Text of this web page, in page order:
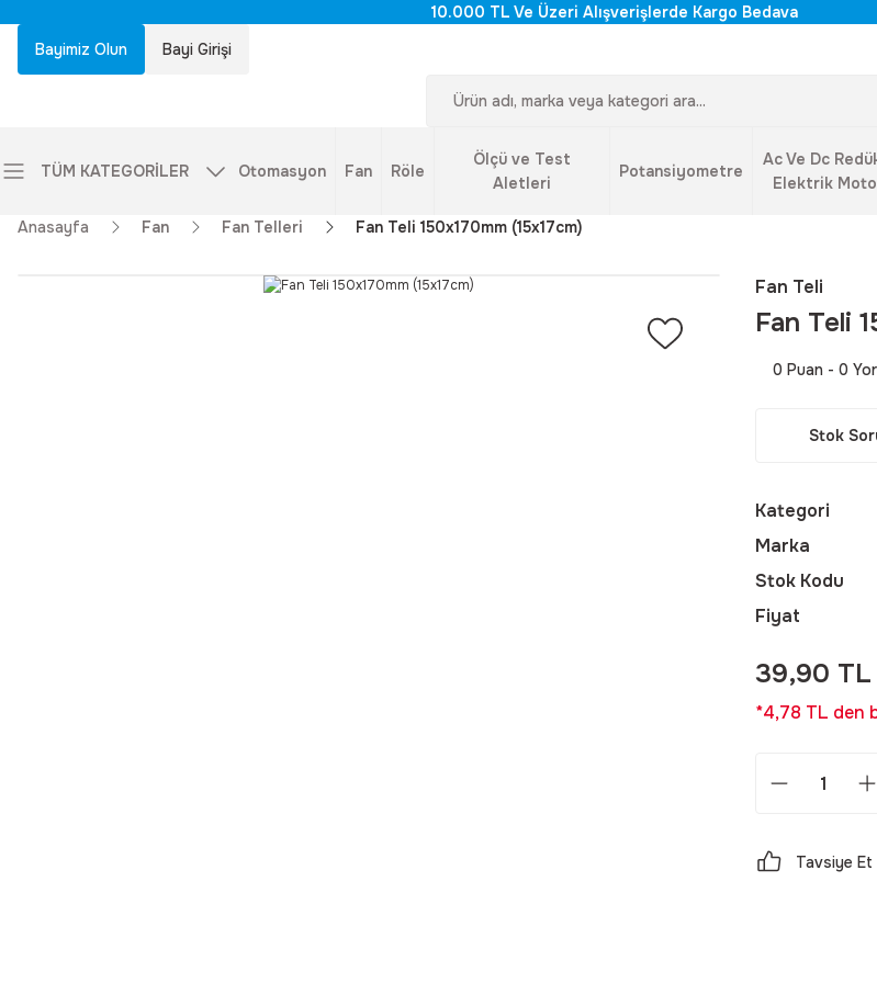
10.000 TL Ve Üzeri Alışverişlerde Kargo Bedava
Bayimiz Olun
Bayi Girişi
TÜM KATEGORİLER Otomasyon Fan Röle
Ölçü ve Test
Aletleri
Potansiyometre
Ac Ve Dc
Elektrik
Anasayfa Fan Fan Telleri Fan Teli 150x170mm (15x17cm)
Fan Teli
Fan Teli
0 Puan - 0
Stok
Kategori
Marka
Stok Kodu
Fiyat
39,90 TL
*4,78 TL den
Tavsiye Et